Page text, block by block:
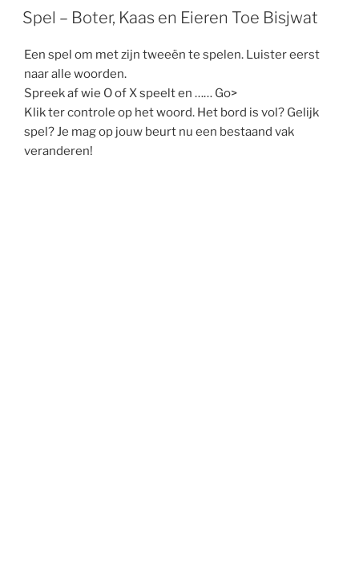
Spel – Boter, Kaas en Eieren Toe Bisjwat
Een spel om met zijn tweeën te spelen. Luister eerst
naar alle woorden.
Spreek af wie O of X speelt en …… Go>
Klik ter controle op het woord. Het bord is vol? Gelijk
spel? Je mag op jouw beurt nu een bestaand vak
veranderen!